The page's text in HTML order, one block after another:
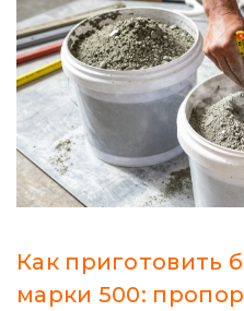
Как приготовить
марки 500: